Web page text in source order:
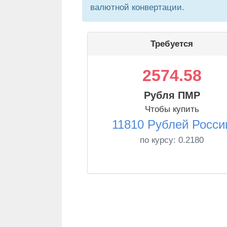
валютной конвертации.
Требуется
2574.58
Рубля ПМР
Чтобы купить
11810 Рублей
по курсу: 0.2180